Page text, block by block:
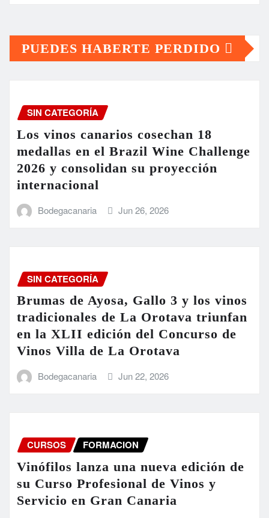
PUEDES HABERTE PERDIDO
SIN CATEGORÍA
Los vinos canarios cosechan 18
medallas en el Brazil Wine Challenge
2026 y consolidan su proyección
internacional
Bodegacanaria Jun 26, 2026
SIN CATEGORÍA
Brumas de Ayosa, Gallo 3 y los vinos
tradicionales de La Orotava triunfan
en la XLII edición del Concurso de
Vinos Villa de La Orotava
Bodegacanaria Jun 22, 2026
CURSOS FORMACION
Vinófilos lanza una nueva edición de
su Curso Profesional de Vinos y
Servicio en Gran Canaria